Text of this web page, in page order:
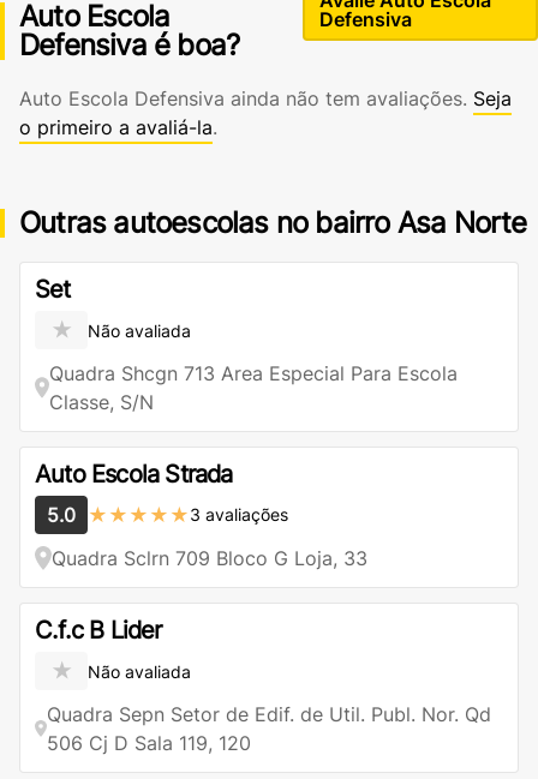
Auto Escola
Defensiva é boa?
Defensiva
Auto Escola Defensiva ainda não tem avaliações. Seja
o primeiro a avaliá-la.
Outras autoescolas no bairro Asa Norte
Set
★ Não avaliada
Quadra Shcgn 713 Area Especial Para Escola
Classe, S/N
Auto Escola Strada
5.0 ★★★★★3 avaliações
Quadra Sclrn 709 Bloco G Loja, 33
C.f.c B Lider
★ Não avaliada
Quadra Sepn Setor de Edif. de Util. Publ. Nor. Qd
506 Cj D Sala 119, 120